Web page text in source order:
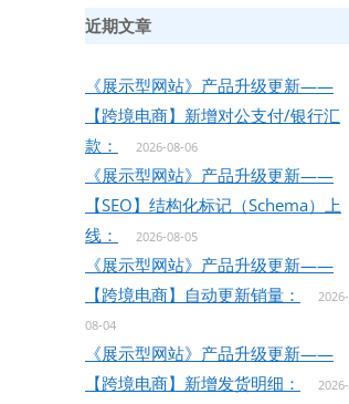
近期文章
《展示型网站》产品升级更新——
【跨境电商】新增对公支付/银行汇
款：
2026-08-06
《展示型网站》产品升级更新——
【SEO】结构化标记（Schema）上
线：
2026-08-05
《展示型网站》产品升级更新——
【跨境电商】自动更新销量：
2026-
08-04
《展示型网站》产品升级更新——
【跨境电商】新增发货明细：
2026-